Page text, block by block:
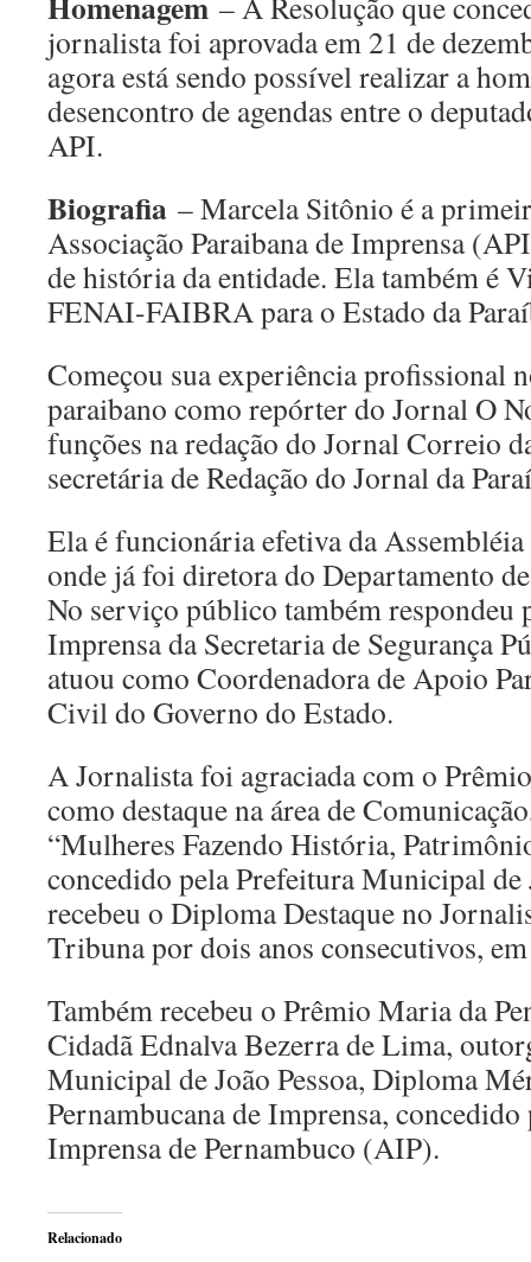
jornalista foi aprovada em 21 de
agora está sendo possível realizar a
desencontro de agendas entre o
API.
Biografia – Marcela Sitônio é a
Associação Paraibana de Imprensa
de história da entidade. Ela também é
FENAI-FAIBRA para o Estado da
Começou sua experiência profissional
paraibano como repórter do Jornal O
funções na redação do Jornal Correio
secretária de Redação do Jornal da
Ela é funcionária efetiva da
onde já foi diretora do Departamento
No serviço público também respondeu
Imprensa da Secretaria de Segurança
atuou como Coordenadora de Apoio
Civil do Governo do Estado.
A Jornalista foi agraciada com o
como destaque na área de
“Mulheres Fazendo História,
concedido pela Prefeitura Municipal de
recebeu o Diploma Destaque no
Tribuna por dois anos consecutivos,
Também recebeu o Prêmio Maria da
Cidadã Ednalva Bezerra de Lima,
Municipal de João Pessoa, Diploma
Pernambucana de Imprensa,
Imprensa de Pernambuco (AIP).
Relacionado